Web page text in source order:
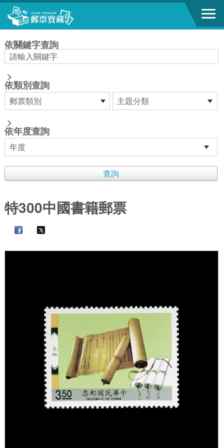
跳到主要內容區塊
依關鍵字查詢
>
依類別查詢
>
依年度查詢
特300中國書籍郵票